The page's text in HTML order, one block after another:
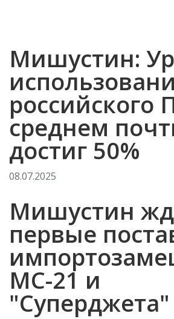
Мишустин:
российского
среднем
достиг 50%
08.07.2025
Мишустин
первые
МС-21 и
"Суперджета"